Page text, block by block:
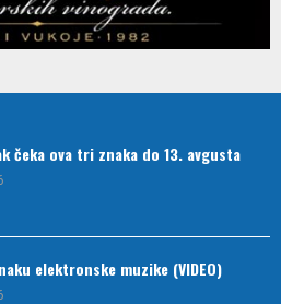
čeka ova tri znaka do 13. avgusta
elektronske muzike (VIDEO)